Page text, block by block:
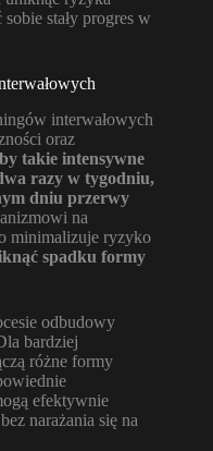
stały progres w
interwałowych
oraz
takie intensywne
razy w tygodniu,
dniu przerwy
na
minimalizuje ryzyko
spadku formy
odbudowy
bardziej
różne formy
efektywnie
narażania się na